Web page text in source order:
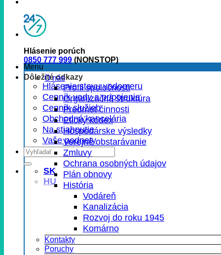
Hlásenie porúch
0850 777 999 (NONSTOP)
Dôležité odkazy
Hlásenie stavu vodomeru
Cenník vody a pripojenia
Cenník služieb
Obchodná kancelária
Na stiahnutie
Vaše podnety
SK
HU
Menu
O nás
Profil spoločnosti
Organizačná štruktúra
Predmet činnosti
Etický kódex
Hospodárske výsledky
Verejné obstarávanie
Zmluvy
Ochrana osobných údajov
Plán obnovy
História
Vodáreň
Kanalizácia
Rozvoj do roku 1945
Komárno
Kontakty
Poruchy